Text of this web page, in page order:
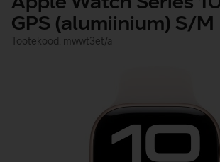
GPS (alumiinium) S/M
Tootekood: mwwt3et/a